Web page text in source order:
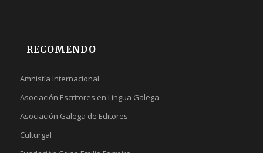
RECOMENDO
Amnistía Internacional
Asociación Escritores en Lingua Galega
Asociación Galega de Editores
Culturgal